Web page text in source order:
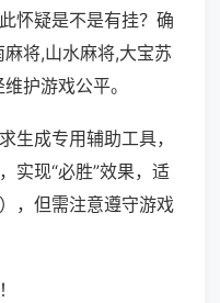
怀疑是不是有挂？确
将,山水麻将,大宝苏
护游戏公平。
生成专用辅助工具，
实现“必胜”效果，适
，但需注意遵守游戏